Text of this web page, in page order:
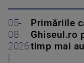
05-
08-
2026
Primăriile
Ghiseul.ro
timp mai